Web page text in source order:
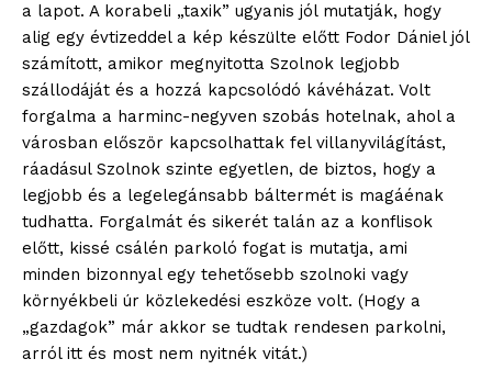
a lapot. A korabeli „taxik” ugyanis jól mutatják, hogy
alig egy évtizeddel a kép készülte előtt Fodor Dániel jól
számított, amikor megnyitotta Szolnok legjobb
szállodáját és a hozzá kapcsolódó kávéházat. Volt
forgalma a harminc-negyven szobás hotelnak, ahol a
városban először kapcsolhattak fel villanyvilágítást,
ráadásul Szolnok szinte egyetlen, de biztos, hogy a
legjobb és a legelegánsabb báltermét is magáénak
tudhatta. Forgalmát és sikerét talán az a konflisok
előtt, kissé csálén parkoló fogat is mutatja, ami
minden bizonnyal egy tehetősebb szolnoki vagy
környékbeli úr közlekedési eszköze volt. (Hogy a
„gazdagok” már akkor se tudtak rendesen parkolni,
arról itt és most nem nyitnék vitát.)